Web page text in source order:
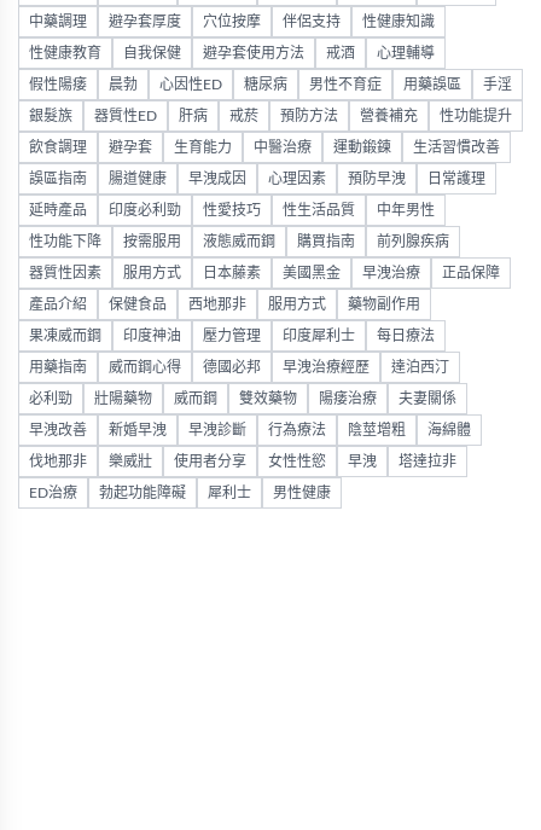
中藥調理 避孕套厚度 穴位按摩 伴侶支持 性健康知識
性健康教育 自我保健 避孕套使用方法 戒酒 心理輔導
假性陽痿 晨勃 心因性ED 糖尿病 男性不育症 用藥誤區 手淫
銀髮族 器質性ED 肝病 戒菸 預防方法 營養補充 性功能提升
飲食調理 避孕套 生育能力 中醫治療 運動鍛鍊 生活習慣改善
誤區指南 腸道健康 早洩成因 心理因素 預防早洩 日常護理
延時產品 印度必利勁 性愛技巧 性生活品質 中年男性
性功能下降 按需服用 液態威而鋼 購買指南 前列腺疾病
器質性因素 服用方式 日本藤素 美國黑金 早洩治療 正品保障
產品介紹 保健食品 西地那非 服用方式 藥物副作用
果凍威而鋼 印度神油 壓力管理 印度犀利士 每日療法
用藥指南 威而鋼心得 德國必邦 早洩治療經歷 達泊西汀
必利勁 壯陽藥物 威而鋼 雙效藥物 陽痿治療 夫妻關係
早洩改善 新婚早洩 早洩診斷 行為療法 陰莖增粗 海綿體
伐地那非 樂威壯 使用者分享 女性性慾 早洩 塔達拉非
ED治療 勃起功能障礙 犀利士 男性健康